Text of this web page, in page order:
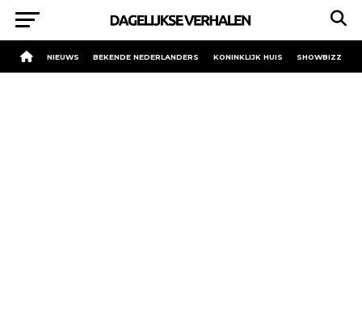
NIEUWS BEKENDE NEDERLANDERS KONINKLIJK HUIS SHOWBIZZ